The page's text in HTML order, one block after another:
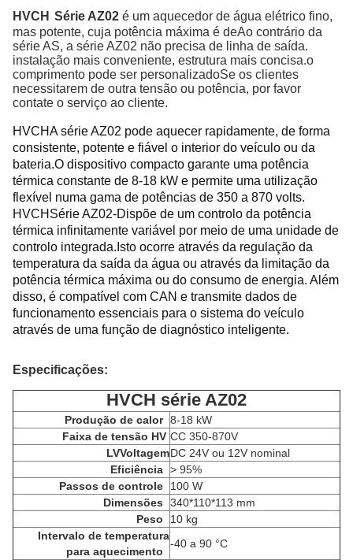
HVCH Série AZ02 é um aquecedor de água elétrico fino,
mas potente, cuja potência máxima é deAo contrário da
série AS, a série AZ02 não precisa de linha de saída.
instalação mais conveniente, estrutura mais concisa.o
comprimento pode ser personalizadoSe os clientes
necessitarem de outra tensão ou potência, por favor
contate o serviço ao cliente.
HVCHA série AZ02 pode aquecer rapidamente, de forma
consistente, potente e fiável o interior do veículo ou da
bateria.O dispositivo compacto garante uma potência
térmica constante de 8-18 kW e permite uma utilização
flexível numa gama de potências de 350 a 870 volts.
HVCH Série AZ02-Dispõe de um controlo da potência
térmica infinitamente variável por meio de uma unidade de
controlo integrada. Isto ocorre através da regulação da
temperatura da saída da água ou através da limitação da
potência térmica máxima ou do consumo de energia. Além
disso, é compatível com CAN e transmite dados de
funcionamento essenciais para o sistema do veículo
através de uma função de diagnóstico inteligente.
Especificações:
HVCH série AZ02
Produção de calor 8-18 kW
Faixa de tensão HV CC 350-870V
LVVoltagemDC 24V ou 12V nominal
Eficiência > 95%
Passos de controle
100 W
Dimensões
340*110*113 mm
Peso
10 kg
Intervalo de temperatura
para aquecimento
-40 a 90 °C